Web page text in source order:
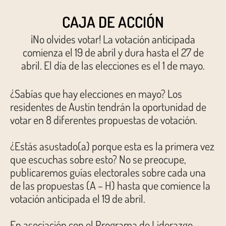
CAJA DE ACCIÓN
¡No olvides votar! La votación anticipada
comienza el 19 de abril y dura hasta el 27 de
abril. El día de las elecciones es el 1 de mayo.
¿Sabías que hay elecciones en mayo? Los
residentes de Austin tendrán la oportunidad de
votar en 8 diferentes propuestas de votación.
¿Estás asustado(a) porque esta es la primera vez
que escuchas sobre esto? No se preocupe,
publicaremos guías electorales sobre cada una
de las propuestas (A – H) hasta que comience la
votación anticipada el 19 de abril.